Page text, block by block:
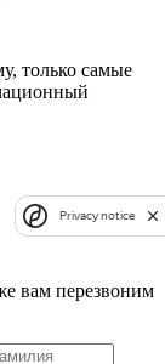
только самые
вам перезвоним
Privacy notice